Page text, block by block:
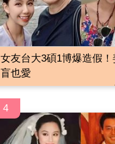
女友台大3碩1博爆造假
盲也愛
4